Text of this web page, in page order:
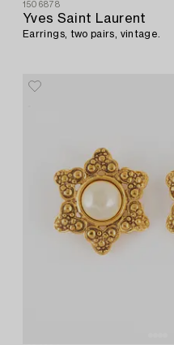
1506878
Yves Saint Laurent
Earrings, two pairs, vintage.